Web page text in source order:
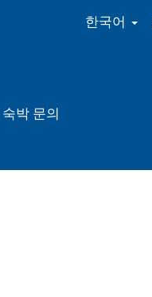
한국어
숙박 문의